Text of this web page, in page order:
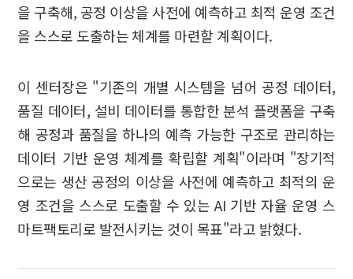
을 구축해, 공정 이상을 사전에 예측하고 최적 운영 조건
을 스스로 도출하는 체계를 마련할 계획이다.
이 센터장은 "기존의 개별 시스템을 넘어 공정 데이터,
품질 데이터, 설비 데이터를 통합한 분석 플랫폼을 구축
해 공정과 품질을 하나의 예측 가능한 구조로 관리하는
데이터 기반 운영 체계를 확립할 계획"이라며 "장기적
으로는 생산 공정의 이상을 사전에 예측하고 최적의 운
영 조건을 스스로 도출할 수 있는 AI 기반 자율 운영 스
마트팩토리로 발전시키는 것이 목표"라고 밝혔다.